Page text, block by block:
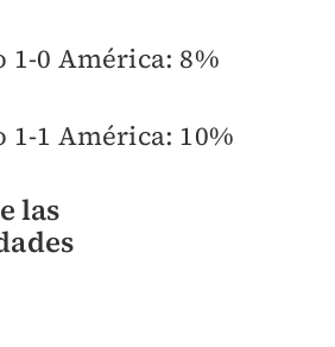
1-0 América: 8%
1-1 América: 10%
las